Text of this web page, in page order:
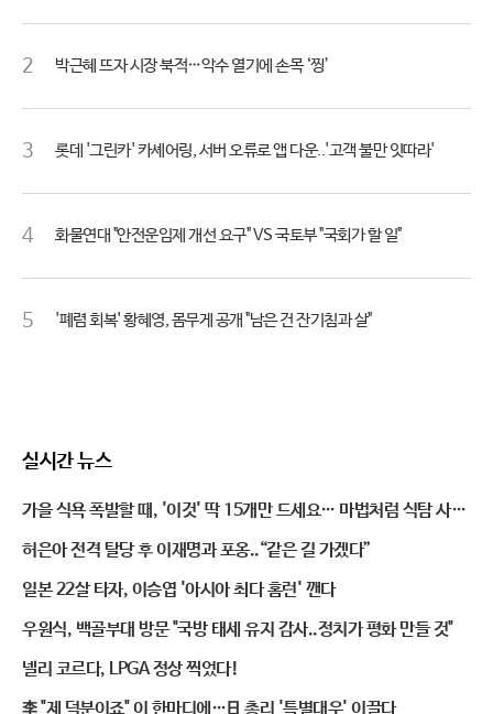
2 박근혜 뜨자 시장 북적…악수 열기에 손목 ‘찡’
3 롯데 '그린카' 카셰어링, 서버 오류로 앱 다운..'고객 불만 잇따라'
4 화물연대 "안전운임제 개선 요구" VS 국토부 "국회가 할 일"
5 '폐렴 회복' 황혜영, 몸무게 공개 "남은 건 잔기침과 살"
실시간 뉴스
가을 식욕 폭발할 때, '이것' 딱 15개만 드세요… 마법처럼 식탐 사라
허은아 전격 탈당 후 이재명과 포옹..“같은 길 가겠다”
일본 22살 타자, 이승엽 '아시아 최다 홈런' 깬다
우원식, 백골부대 방문 "국방 태세 유지 감사..정치가 평화 만들 것"
넬리 코르다, LPGA 정상 찍었다!
李 "제 덕분이죠" 이 한마디에…日 총리 '특별대우' 이끌다